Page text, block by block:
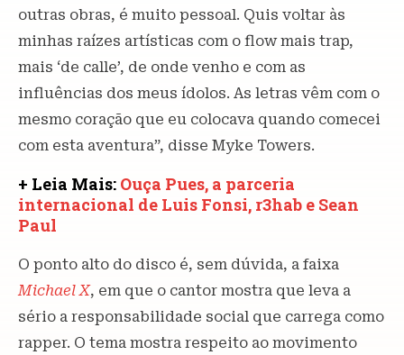
outras obras, é muito pessoal. Quis voltar às
minhas raízes artísticas com o flow mais trap,
mais ‘de calle’, de onde venho e com as
influências dos meus ídolos. As letras vêm com o
mesmo coração que eu colocava quando comecei
com esta aventura”, disse Myke Towers.
+ Leia Mais: Ouça Pues, a parceria
internacional de Luis Fonsi, r3hab e Sean
Paul
O ponto alto do disco é, sem dúvida, a faixa
Michael X, em que o cantor mostra que leva a
sério a responsabilidade social que carrega como
rapper. O tema mostra respeito ao movimento